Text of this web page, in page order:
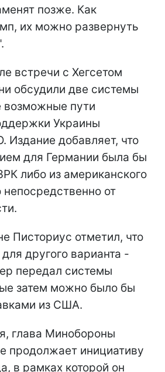
позже. Как
их можно развернуть
встречи с Хегсетом
обсудили две системы
возможные пути
Украины
Издание добавляет, что
для Германии была бы
либо из американского
от
Писториус отметил, что
другого варианта -
передал системы
затем можно было бы
из США.
глава Минобороны
продолжает инициативу
в рамках которой он